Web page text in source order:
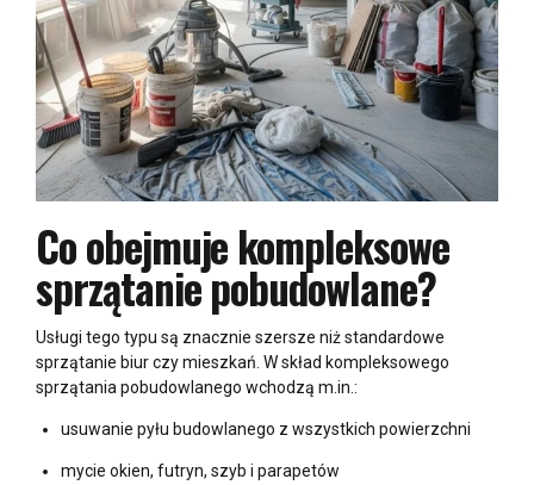
Co obejmuje kompleksowe
sprzątanie pobudowlane?
Usługi tego typu są znacznie szersze niż standardowe
sprzątanie biur czy mieszkań. W skład kompleksowego
sprzątania pobudowlanego wchodzą m.in.:
usuwanie pyłu budowlanego z wszystkich powierzchni
mycie okien, futryn, szyb i parapetów